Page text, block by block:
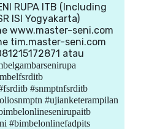
RUPA ITB (Including
ISI Yogyakarta)
www.master-seni.com
tim.master-seni.com
atau
#snmptnfsrditb
#ujianketerampilan
#bimbelonlinefadpits